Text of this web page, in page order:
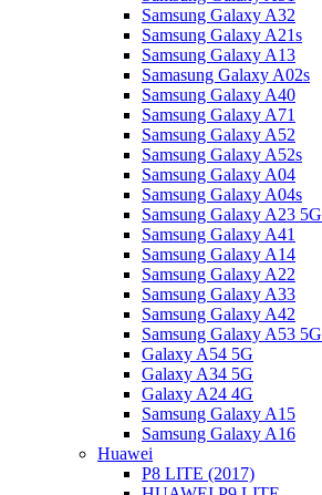
Samsung Galaxy A32
Samsung Galaxy A21s
Samsung Galaxy A13
Samasung Galaxy A02s
Samsung Galaxy A40
Samsung Galaxy A71
Samsung Galaxy A52
Samsung Galaxy A52s
Samsung Galaxy A04
Samsung Galaxy A04s
Samsung Galaxy A23 5G
Samsung Galaxy A41
Samsung Galaxy A14
Samsung Galaxy A22
Samsung Galaxy A33
Samsung Galaxy A42
Samsung Galaxy A53 5G
Galaxy A54 5G
Galaxy A34 5G
Galaxy A24 4G
Samsung Galaxy A15
Samsung Galaxy A16
Huawei
P8 LITE (2017)